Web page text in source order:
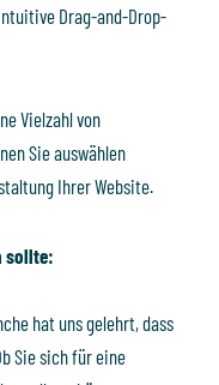
Drag-and-Drop-
Vielzahl von
Sie auswählen
Ihrer Website.
sollte:
hat uns gelehrt, dass
Sie sich für eine